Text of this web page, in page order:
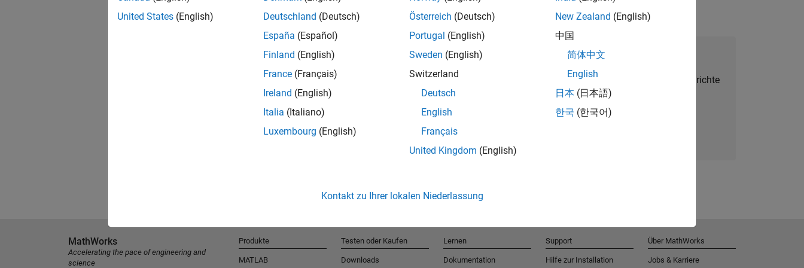
Talent Network beitreten
Erhalten Sie personalisierte Stellenangebote, Berichte
und Unternehmensneuigkeiten.
United States (English)
Deutschland (Deutsch)
España (Español)
Finland (English)
France (Français)
Ireland (English)
Italia (Italiano)
Luxembourg (English)
Österreich (Deutsch)
Portugal (English)
Sweden (English)
Switzerland
Deutsch
English
Français
United Kingdom (English)
New Zealand (English)
中国
简体中文
English
日本 (日本語)
한국 (한국어)
Kontakt zu Ihrer lokalen Niederlassung
MathWorks
Accelerating the pace of engineering and
science
Produkte
MATLAB
Testen oder Kaufen
Downloads
Lernen
Dokumentation
Support
Hilfe zur Installation
Über MathWorks
Jobs & Karriere